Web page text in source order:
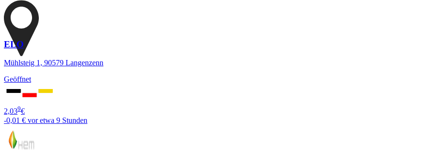
ELO
Mühlsteig 1, 90579 Langenzenn
Geöffnet
2,039€
-0,01 € vor etwa 9 Stunden